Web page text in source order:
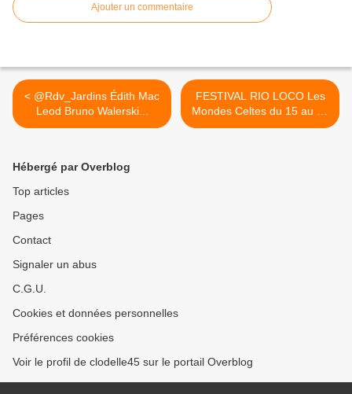
Ajouter un commentaire
< @Rdv_Jardins Édith Mac
Leod Bruno Walerski...
FESTIVAL RIO LOCO Les
Mondes Celtes du 15 au 19
juin à TOULOUSE sur la
Hébergé par Overblog
Top articles
Pages
Contact
Signaler un abus
C.G.U.
Cookies et données personnelles
Préférences cookies
Voir le profil de clodelle45 sur le portail Overblog